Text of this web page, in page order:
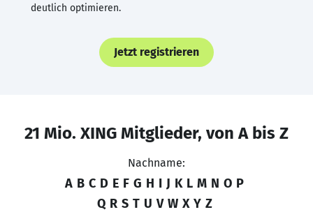
deutlich optimieren.
Jetzt registrieren
21 Mio. XING Mitglieder, von A bis Z
Nachname:
A B C D E F G H I J K L M N O P
Q R S T U V W X Y Z